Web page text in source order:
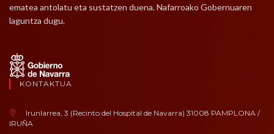
ematea antolatu eta sustatzen duena. Nafarroako Gobernuaren
laguntza dugu.
KONTAKTUA
Irunlarrea, 3 (Recinto del Hospital de Navarra) 31008 PAMPLONA /
IRUÑA